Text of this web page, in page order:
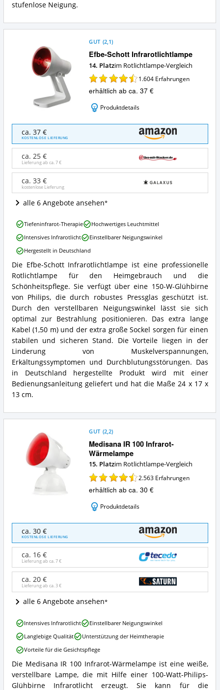
stufenlose Neigung.
Efbe-Schott Infrarotlichtlampe
GUT (2,1)
14. Platzim Rotlichtlampe-Vergleich
1.604 Erfahrungen
erhältlich ab ca. 37 €
Produktdetails
Schott
Infrarotlichtlampe
Angebote:
ist
diese
Rotlichtlampe
erhältlich?
ca. 37 €
KOSTENLOSE LIEFERUNG
ca. 25 €
Lieferung ab ca.7 €
ca. 33 €
kostenlose Lieferung
alle 6 Angebote ansehen
Efbe-
Schott
Infrarotlichtlampe
Zusammenfassung:
Was
bietet
diese
Rotlichtlampe?
Die Efbe-Schott Infrarotlichtlampe ist eine professionelle
Rotlichtlampe für den Heimgebrauch und die
Schönheitspflege. Sie verfügt über eine 150-W-Glühbirne
von Philips, die durch robustes Pressglas geschützt ist.
Durch den verstellbaren Neigungswinkel lässt sie sich
optimal zur Bestrahlung positionieren. Das extra lange
Kabel (1,50 m) und der extra große Sockel sorgen für einen
stabilen und sicheren Stand. Die Vorteile liegen in der
Linderung von Muskelverspannungen,
Erkältungssymptomen und Durchblutungsstörungen. Das
in Deutschland hergestellte Produkt wird mit einer
Bedienungsanleitung geliefert und hat die Maße 24 x 17 x
13 cm.
Efbe-
Schott
Infrarotlichtlampe
Vorteile:
Was
spricht
für
diese
Rotlichtlampe?
Tiefeninfrarot-Therapie
Hochwertiges Leuchtmittel
Intensives Infrarotlicht
Einstellbarer Neigungswinkel
Hergestellt in Deutschland
Medisana IR 100 Infrarot-
Wärmelampe
GUT (2,2)
15. Platzim Rotlichtlampe-Vergleich
2.563 Erfahrungen
erhältlich ab ca. 30 €
Produktdetails
Medisana
100
Infrarot-
Wärmelampe
Angebote:
diese
Rotlichtlampe
ca. 30 €
KOSTENLOSE LIEFERUNG
ca. 16 €
Lieferung ab ca.7 €
ca. 20 €
Lieferung ab ca.3 €
alle 6 Angebote ansehen
Medisana
IR
100
Die Medisana IR 100 Infrarot-Wärmelampe ist eine weiße,
verstellbare Lampe, die mit Hilfe einer 100-Watt-Philips-
Glühbirne Infrarotlicht erzeugt. Sie kann für die
Medisana
100
Infrarot-
Wärmelampe
Vorteile:
Was
spricht
Intensives Infrarotlicht
Einstellbarer Neigungswinkel
Langlebige Qualität
Unterstützung der Heimtherapie
Vorteile für die Gesichtspflege